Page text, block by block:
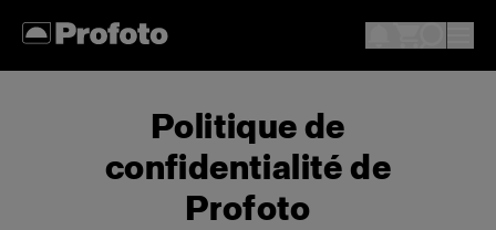
Politique de
confidentialité de
Profoto